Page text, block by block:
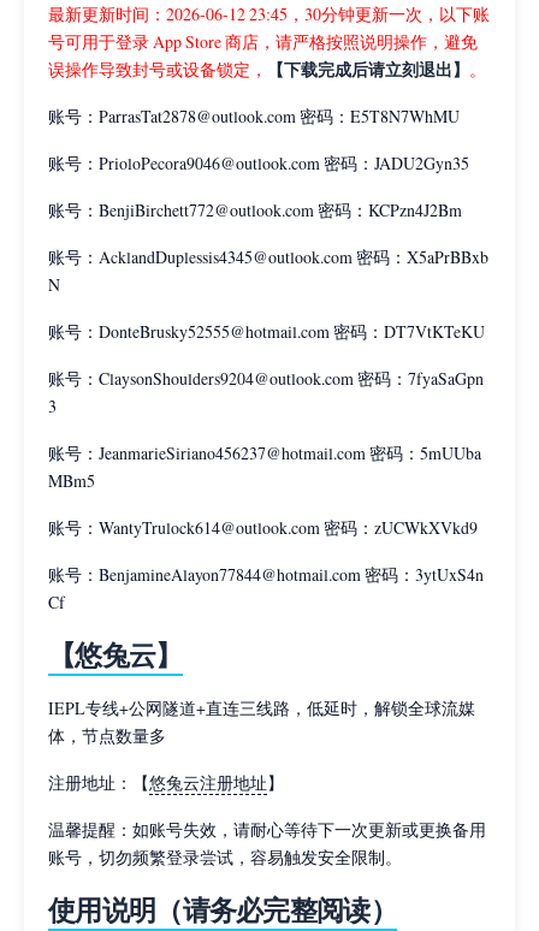
最新更新时间：2026-06-12 23:45，30分钟更新一次，以下账
号可用于登录 App Store 商店，请严格按照说明操作，避免
误操作导致封号或设备锁定，
【下载完成后请立刻退出】 。
账号：ParrasTat2878@outlook.com 密码：E5T8N7WhMU
账号：PrioloPecora9046@outlook.com 密码：JADU2Gyn35
账号：BenjiBirchett772@outlook.com 密码：KCPzn4J2Bm
账号：AcklandDuplessis4345@outlook.com 密码：X5aPrBBxb
N
账号：DonteBrusky52555@hotmail.com 密码：DT7VtKTeKU
账号：ClaysonShoulders9204@outlook.com 密码：7fyaSaGpn
3
账号：JeanmarieSiriano456237@hotmail.com 密码：5mUUba
MBm5
账号：WantyTrulock614@outlook.com 密码：zUCWkXVkd9
账号：BenjamineAlayon77844@hotmail.com 密码：3ytUxS4n
Cf
【悠兔云】
IEPL专线+公网隧道+直连三线路，低延时，解锁全球流媒
体，节点数量多
注册地址：【悠兔云注册地址】
温馨提醒：如账号失效，请耐心等待下一次更新或更换备用
账号，切勿频繁登录尝试，容易触发安全限制。
使用说明（请务必完整阅读）